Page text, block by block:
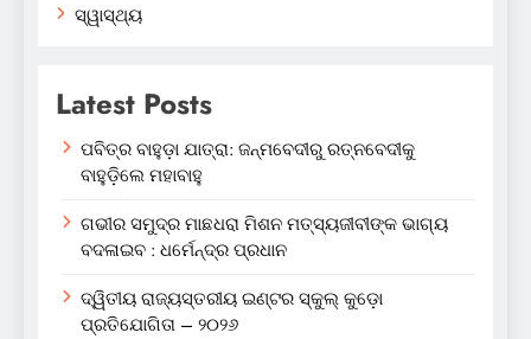
ସ୍ୱାସ୍ଥ୍ୟ
Latest Posts
ପବିତ୍ର ବାହୁଡ଼ା ଯାତ୍ରା: ଜନ୍ମବେଦୀରୁ ରତ୍ନବେଦୀକୁ
ବାହୁଡ଼ିଲେ ମହାବାହୁ
ଗଭୀର ସମୁଦ୍ର ମାଛଧରା ମିଶନ ମତ୍ସ୍ୟଜୀବୀଙ୍କ ଭାଗ୍ୟ
ବଦଳାଇବ : ଧର୍ମେନ୍ଦ୍ର ପ୍ରଧାନ
ଦ୍ୱିତୀୟ ରାଜ୍ୟସ୍ତରୀୟ ଇଣ୍ଟର ସ୍କୁଲ୍ କୁଡ଼ୋ
ପ୍ରତିଯୋଗିତା – ୨୦୨୬